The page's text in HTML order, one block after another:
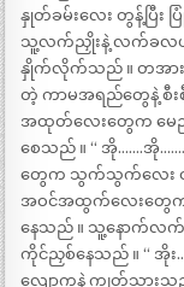
နှုတ်ခမ်းလေး တွန့်ပြီး
သူ့လက်ညှိုးနဲ့ လက်ခလယ်
နှိုက်လိုက်သည် ။ တအား
တဲ့ ကာမအရည်တွေနဲ့ စီးစီ
အထုတ်လေးတွေက မေညို့
စေသည် ။ “ အို…….အို
တွေက သွက်သွက်လေး ဝ
အဝင်အထွက်လေးတွေက
နေသည် ။ သူ့နောက်လ
ကိုင်ညှစ်နေသည် ။ “ အိုး
လျောကနဲ ကျွတ်သွား